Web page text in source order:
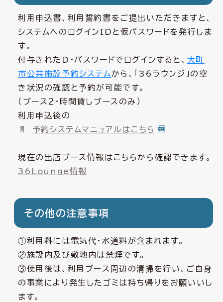
利用申込書、利用誓約書をご提出いただきますと、
システムへのログインIDと仮パスワードを発行しま
す。
付与されたD・パスワードでログインすると、 大町
市公共施設予約システム から、「36ラウンジ」の空
き状況の確認と予約が可能です。
（ブース２・時間貸しブースのみ）
利用申込後の
予約システムマニュアルはこちら
現在の出店ブース情報はこちらから確認できます。
36Lounge情報
その他の注意事項
①利用料には電気代・水道料が含まれます。
②施設内及び敷地内は禁煙です。
③使用後は、利用ブース周辺の清掃を行い、ご自身
の事業により発生したゴミは持ち帰りをお願いいし
ます。